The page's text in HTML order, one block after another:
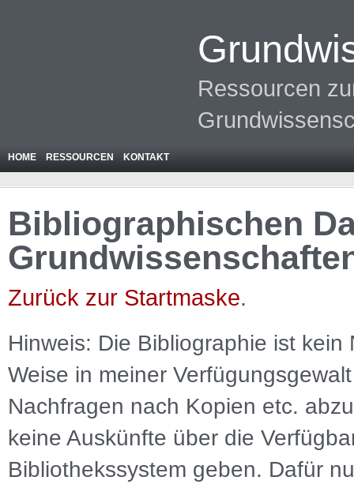
Ressourcen
HOME RESSOURCEN KONTAKT
Bibliographischen
Zurück zur Startmaske.
Hinweis: Die Bibliographie ist kein
Weise in meiner
Nachfragen nach Kopien etc.
keine Auskünfte über die
Bibliothekssystem geben. Dafür